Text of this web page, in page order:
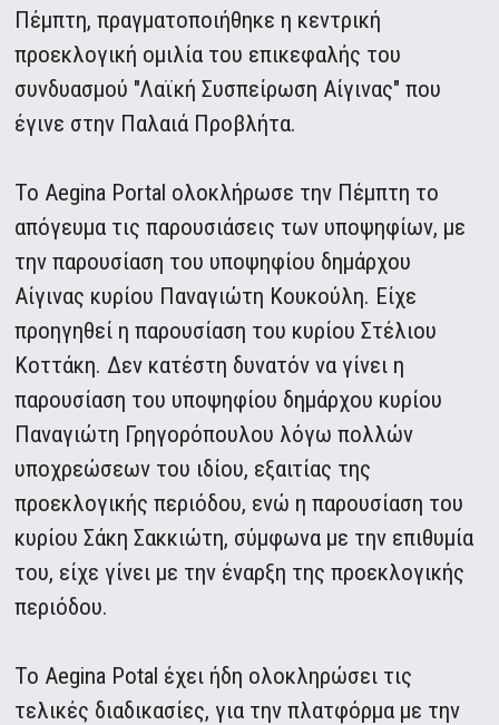
Πέμπτη, πραγματοποιήθηκε η κεντρική
προεκλογική ομιλία του επικεφαλής του
συνδυασμού "Λαϊκή Συσπείρωση Αίγινας" που
έγινε στην Παλαιά Προβλήτα.
Το Aegina Portal ολοκλήρωσε την Πέμπτη το
απόγευμα τις παρουσιάσεις των υποψηφίων, με
την παρουσίαση του υποψηφίου δημάρχου
Αίγινας κυρίου Παναγιώτη Κουκούλη. Είχε
προηγηθεί η παρουσίαση του κυρίου Στέλιου
Κοττάκη. Δεν κατέστη δυνατόν να γίνει η
παρουσίαση του υποψηφίου δημάρχου κυρίου
Παναγιώτη Γρηγορόπουλου λόγω πολλών
υποχρεώσεων του ιδίου, εξαιτίας της
προεκλογικής περιόδου, ενώ η παρουσίαση του
κυρίου Σάκη Σακκιώτη, σύμφωνα με την επιθυμία
του, είχε γίνει με την έναρξη της προεκλογικής
περιόδου.
Το Αegina Potal έχει ήδη ολοκληρώσει τις
τελικές διαδικασίες, για την πλατφόρμα με την